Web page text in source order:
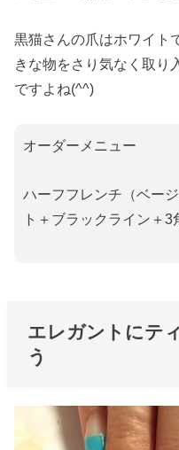
黒猫さんの爪はホワイト
きな物をさり気なく取り
ですよね(^^)
オーダーメニュー
ハーフフレンチ（ベー
ト＋ブラックライン＋
エレガントにテ
う